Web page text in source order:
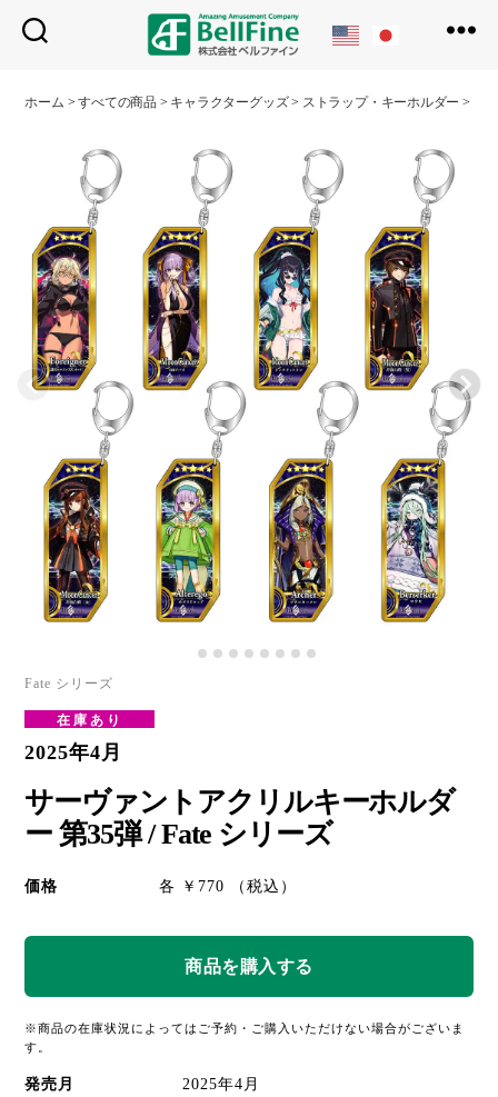
フ
ン
ホーム >すべての商品 > キャラクターグッズ> ストラップ・キーホルダー >
Fate シリーズ
在庫あり
2025年4月
サーヴァントアクリルキーホルダ
ー 第35弾 / Fate シリーズ
価格 各 ￥770 （税込）
※商品の在庫状況によってはご予約・ご購入いただけない場合がございま
す。
発売月 2025年4月